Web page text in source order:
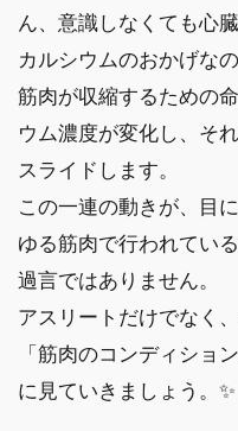
ん、意識しなくても心
カルシウムのおかげなの
筋肉が収縮するための
ウム濃度が変化し、そ
スライドします。
この一連の動きが、目
ゆる筋肉で行われてい
過言ではありません。
アスリートだけでなく
「筋肉のコンディショ
に見ていきましょう。✨